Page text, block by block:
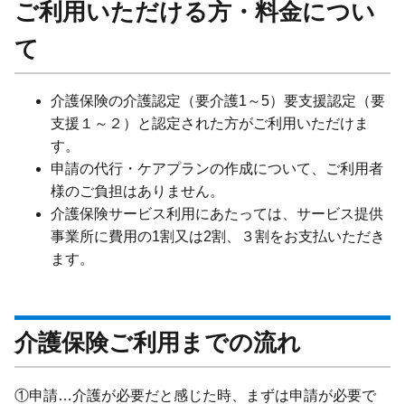
ご利用いただける方・料金につい
て
介護保険の介護認定（要介護1～5）要支援認定（要
支援１～２）と認定された方がご利用いただけま
す。
申請の代行・ケアプランの作成について、ご利用者
様のご負担はありません。
介護保険サービス利用にあたっては、サービス提供
事業所に費用の1割又は2割、３割をお支払いただき
ます。
介護保険ご利用までの流れ
①申請…介護が必要だと感じた時、まずは申請が必要で